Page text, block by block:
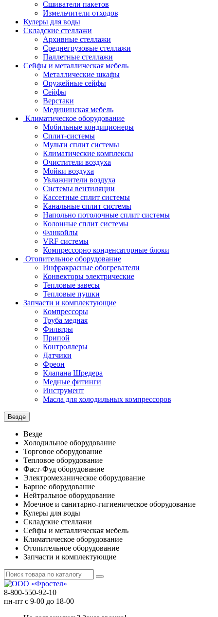
Сшиватели пакетов
Измельчители отходов
Кулеры для воды
Складские стеллажи
Архивные стеллажи
Среднегрузовые стеллажи
Паллетные стеллажи
Сейфы и металлическая мебель
Металлические шкафы
Оружейные сейфы
Сейфы
Верстаки
Медицинская мебель
Климатическое оборудование
Мобильные кондиционеры
Сплит-системы
Мульти сплит системы
Климатические комплексы
Очистители воздуха
Мойки воздуха
Увлажнители воздуха
Системы вентиляции
Кассетные сплит системы
Канальные сплит системы
Напольно потолочные сплит системы
Колонные сплит системы
Фанкойлы
VRF системы
Компрессорно конденсаторные блоки
Отопительное оборудование
Инфракрасные обогреватели
Конвекторы электрические
Тепловые завесы
Тепловые пушки
Запчасти и комплектующие
Компрессоры
Труба медная
Фильтры
Припой
Контроллеры
Датчики
Фреон
Клапана Шредера
Медные фитинги
Инструмент
Масла для холодильных компрессоров
Везде
Везде
Холодильное оборудование
Торговое оборудование
Тепловое оборудование
Фаст-Фуд оборудование
Электромеханическое оборудование
Барное оборудование
Нейтральное оборудование
Моечное и санитарно-гигиеническое оборудование
Кулеры для воды
Складские стеллажи
Сейфы и металлическая мебель
Климатическое оборудование
Отопительное оборудование
Запчасти и комплектующие
8-800-550-92-10
пн-пт с 9-00 до 18-00